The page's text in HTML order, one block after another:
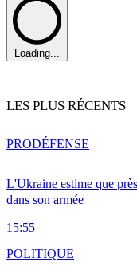
Loading...
LES PLUS RÉCENTS
L'Ukraine estime que
dans son armée
15:55
PRODÉFENSE
POLITIQUE